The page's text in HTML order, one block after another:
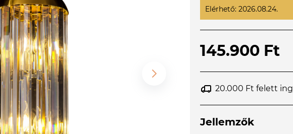
Elérhető: 2026.08.24.
145.900 Ft
20.000 Ft felett
Jellemzők